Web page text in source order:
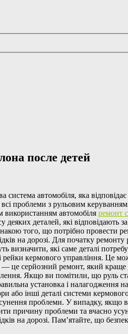
после детей
автомобіля, яка
проблеми з рульовим
автомобіля ремонт
деяких деталей, які
того, що потрібно провести
на дорозі. Для початку
визначити, які саме деталі
кермового управління. Це
— це серйозний ремонт, який
Якщо ви помітили, що
установка і
або інші деталі системи
проблеми. У випадку,
причину проблеми та вчасно
на дорозі. Пам’ятайте, що